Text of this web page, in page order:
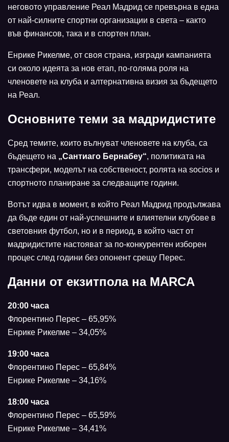
неговото управление Реал Мадрид се превърна в една
от най-силните спортни организации в света – както
във финансов, така и в спортен план.
Енрике Рикелме, от своя страна, изгради кампанията
си около идеята за нов етап, по-голяма роля на
членовете на клуба и алтернативна визия за бъдещето
на Реал.
Основните теми за мадридистите
Сред темите, които вълнуват членовете на клуба, са
бъдещето на „Сантиаго Бернабеу“, политиката на
трансфери, моделът на собственост, ролята на socios и
спортното планиране за следващите години.
Вотът идва в момент, в който Реал Мадрид продължава
да бъде един от най-успешните и влиятелни клубове в
световния футбол, но и в период, в който част от
мадридистите настояват за по-конкурентен изборен
процес след години без опонент срещу Перес.
Данни от екзитпола на MARCA
20:00 часа
Флорентино Перес – 65,95%
Енрике Рикелме – 34,05%
19:00 часа
Флорентино Перес – 65,84%
Енрике Рикелме – 34,16%
18:00 часа
Флорентино Перес – 65,59%
Енрике Рикелме – 34,41%